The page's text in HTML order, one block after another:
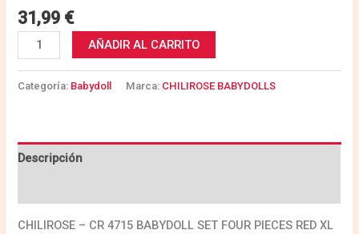
31,99 €
AÑADIR AL CARRITO
Categoría: Babydoll Marca: CHILIROSE BABYDOLLS
Descripción
CHILIROSE – CR 4715 BABYDOLL SET FOUR PIECES RED XL